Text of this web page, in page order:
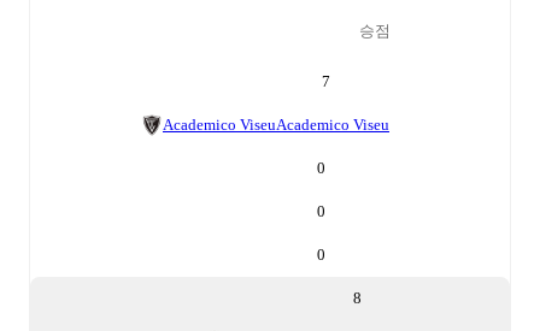
승점
7
Academico ViseuAcademico Viseu
0
0
0
8